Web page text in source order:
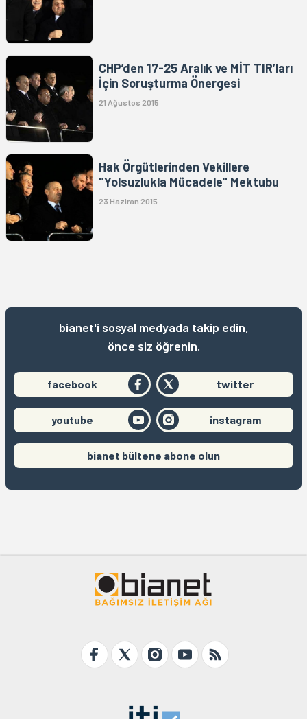
CHP’den 17-25 Aralık ve MİT TIR’ları
İçin Soruşturma Önergesi
21 Ağustos 2015
Hak Örgütlerinden Vekillere
"Yolsuzlukla Mücadele" Mektubu
23 Haziran 2015
bianet'i sosyal medyada takip edin,
önce siz öğrenin.
facebook twitter
youtube instagram
bianet bültene abone olun